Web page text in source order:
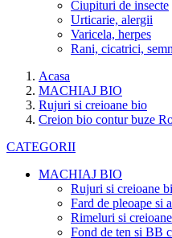
Ciupituri de insecte
Urticarie, alergii
Varicela, herpes
Rani, cicatrici,
Acasa
MACHIAJ BIO
Rujuri si creioane bio
Creion bio contur buze
CATEGORII
MACHIAJ BIO
Rujuri si creioane
Fard de pleoape si
Rimeluri si
Fond de ten si BB